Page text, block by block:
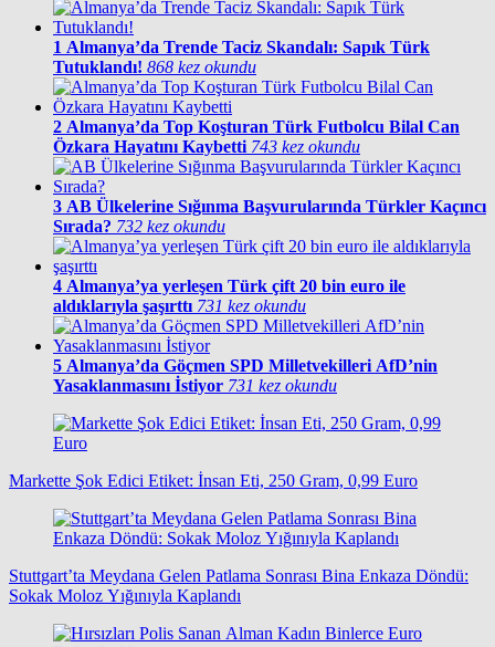
1 Almanya’da Trende Taciz Skandalı: Sapık Türk
Tutuklandı! 868 kez okundu
2 Almanya’da Top Koşturan Türk Futbolcu Bilal Can
Özkara Hayatını Kaybetti 743 kez okundu
3 AB Ülkelerine Sığınma Başvurularında Türkler Kaçıncı
Sırada? 732 kez okundu
4 Almanya’ya yerleşen Türk çift 20 bin euro ile
aldıklarıyla şaşırttı 731 kez okundu
5 Almanya’da Göçmen SPD Milletvekilleri AfD’nin
Yasaklanmasını İstiyor 731 kez okundu
Markette Şok Edici Etiket: İnsan Eti, 250 Gram, 0,99 Euro
Stuttgart’ta Meydana Gelen Patlama Sonrası Bina Enkaza Döndü:
Sokak Moloz Yığınıyla Kaplandı